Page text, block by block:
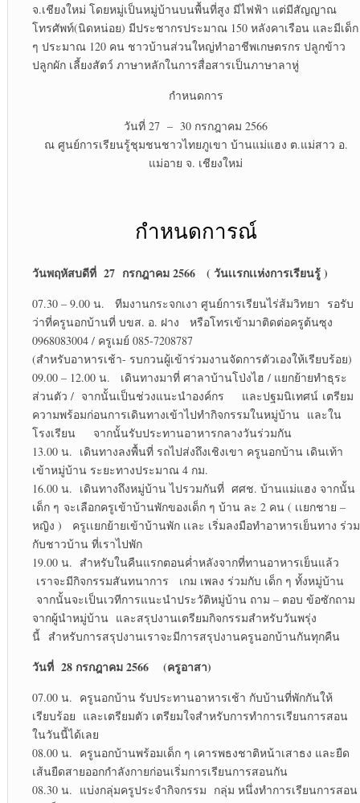
จ.เชียงใหม่ โดยหมู่เป็นหมู่บ้านบนพื้นที่สูง มีไฟฟ้า แต่มีสัญญาณ
โทรศัพท์(นิดหน่อย) มีประชากรประมาณ 150 หลังคาเรือน และมีเด็ก
ๆ ประมาณ 120 คน ชาวบ้านส่วนใหญ่ทำอาชีพเกษตรกร ปลูกข้าว
ปลูกผัก เลี้ยงสัตว์ ภาษาหลักในการสื่อสารเป็นภาษาลาหู่
กำหนดการ
วันที่ 27 – 30 กรกฎาคม 2566
ณ ศูนย์การเรียนรู้ชุมชนชาวไทยภูเขา บ้านแม่แฮง ต.แม่สาว อ.
แม่อาย จ. เชียงใหม่
กำหนดการณ์
วันพฤหัสบดีที่ 27 กรกฎาคม 2566 ( วันเเรกเเห่งการเรียนรู้ )
07.30 – 9.00 น. ทีมงานกระจกเงา ศูนย์การเรียนไร่ส้มวิทยา รอรับ
ว่าที่ครูนอกบ้านที่ บขส. อ. ฝาง หรือโทรเข้ามาติดต่อครูต้นซุง
0968083004 / ครูเมย์ 085-7208787
(สำหรับอาหารเช้า- รบกวนผู้เข้าร่วมงานจัดการตัวเองให้เรียบร้อย)
09.00 – 12.00 น. เดินทางมาที่ ศาลาบ้านโป่งไฮ / แยกย้ายทำธุระ
ส่วนตัว / จากนั้นเป็นช่วงแนะนำองค์กร และปฐมนิเทศน์ เตรียม
ความพร้อมก่อนการเดินทางเข้าไปทำกิจกรรมในหมู่บ้าน และใน
โรงเรียน จากนั้นรับประทานอาหารกลางวันร่วมกัน
13.00 น. เดินทางลงพื้นที่ รถไปส่งถึงเชิงเขา ครูนอกบ้าน เดินเท้า
เข้าหมู่บ้าน ระยะทางประมาณ 4 กม.
16.00 น. เดินทางถึงหมู่บ้าน ไปรวมกันที่ ศศช. บ้านแม่แฮง จากนั้น
เด็ก ๆ จะเลือกครูเข้าบ้านพักของเด็ก ๆ บ้าน ละ 2 คน ( เเยกชาย –
หญิง ) ครูเเยกย้ายเข้าบ้านพัก เเละ เริ่มลงมือทำอาหารเย็นทาง ร่วม
กับชาวบ้าน ที่เราไปพัก
19.00 น. สำหรับในคืนแรกตอนค่ำหลังจากที่ทานอาหารเย็นแล้ว
เราจะมีกิจกรรมสันทนาการ เกม เพลง ร่วมกับ เด็ก ๆ ทั้งหมู่บ้าน
จากนั้นจะเป็นเวทีการแนะนำประวัติหมู่บ้าน ถาม – ตอบ ข้อซักถาม
จากผู้นำหมู่บ้าน และสรุปงานเตรียมกิจกรรมสำหรับวันพรุ่ง
นี้ สำหรับการสรุปงานเราจะมีการสรุปงานครูนอกบ้านกันทุกคืน
วันที่ 28 กรกฎาคม 2566 (ครูอาสา)
07.00 น. ครูนอกบ้าน รับประทานอาหารเช้า กับบ้านที่พักกันให้
เรียบร้อย และเตรียมตัว เตรียมใจสำหรับการทำการเรียนการสอน
ในวันนี้ได้เลย
08.00 น. ครูนอกบ้านพร้อมเด็ก ๆ เคารพธงชาติหน้าเสาธง และยืด
เส้นยืดสายออกกำลังกายก่อนเริ่มการเรียนการสอนกัน
08.30 น. แบ่งกลุ่มครูประจำกิจกรรม กลุ่ม หนึ่งทำการเรียนการสอน